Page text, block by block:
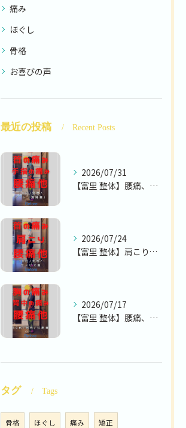
痛み
ほぐし
骨格
お喜びの声
最近の投稿 Recent Posts
2026/07/31
【富里 整体】腰痛、首の痛み、手指の痛み 他/70代男性/パ...
2026/07/24
【富里 整体】肩こり、腰痛、首の痛み 他/30代女性/サービ...
2026/07/17
【富里 整体】腰痛、胸の痛み、背中の痛み 他/50代男性/公...
タグ Tags
骨格 ほぐし 痛み 矯正